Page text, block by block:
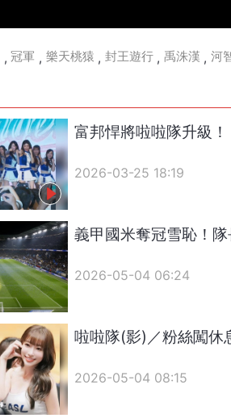
, 冠軍 , 樂天桃猿 , 封王遊行 , 禹洙漢 , 河
富邦悍將啦啦隊升級
2026-03-25 18:19
義甲國米奪冠雪恥！
2026-05-04 06:24
啦啦隊(影)／粉絲闖休
2026-05-04 08:15